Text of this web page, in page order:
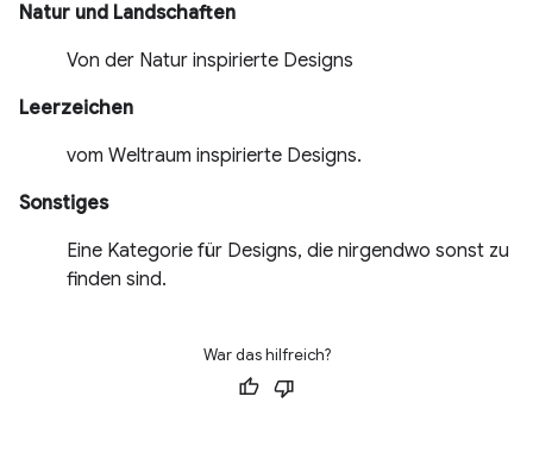
Natur und Landschaften
Von der Natur inspirierte Designs
Leerzeichen
vom Weltraum inspirierte Designs.
Sonstiges
Eine Kategorie für Designs, die nirgendwo sonst zu
finden sind.
War das hilfreich?